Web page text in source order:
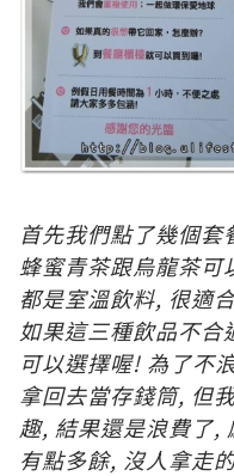
首先我們點了幾個
蜂蜜青茶跟烏龍茶
都是室溫飲料, 很適
如果這三種飲品不
可以選擇喔! 為了不
拿回去當存錢筒, 但
趣, 結果還是浪費了,
有點多餘, 沒人拿走